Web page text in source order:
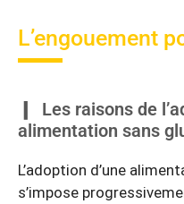
L’engouement
Les raisons de
alimentation sans
L’adoption d’une
s’impose